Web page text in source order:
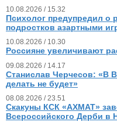
10.08.2026 / 15.32
Психолог предупредил о
подростков азартными
10.08.2026 / 10.30
Россияне увеличивают
09.08.2026 / 14.17
Станислав Черчесов: «В
делать не будет»
08.08.2026 / 23.51
Скакуны КСК «АХМАТ»
Всероссийского Дерби в